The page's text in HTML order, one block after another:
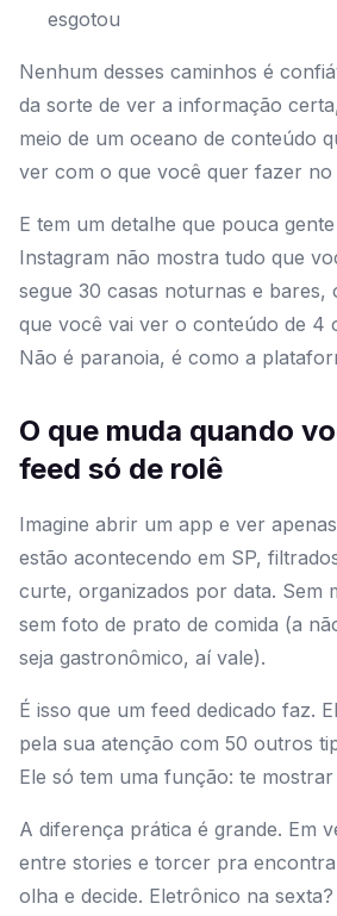
esgotou
Nenhum desses caminhos é
da sorte de ver a informação
meio de um oceano de conteúdo
ver com o que você quer fazer no
E tem um detalhe que pouca
Instagram não mostra tudo que
segue 30 casas noturnas e bares,
que você vai ver o conteúdo de 4
Não é paranoia, é como a
O que muda quando
feed só de rolê
Imagine abrir um app e ver
estão acontecendo em SP,
curte, organizados por data. Sem
sem foto de prato de comida (a
seja gastronômico, aí vale).
É isso que um feed dedicado faz.
pela sua atenção com 50 outros
Ele só tem uma função: te
A diferença prática é grande. Em
entre stories e torcer pra
olha e decide. Eletrônico na